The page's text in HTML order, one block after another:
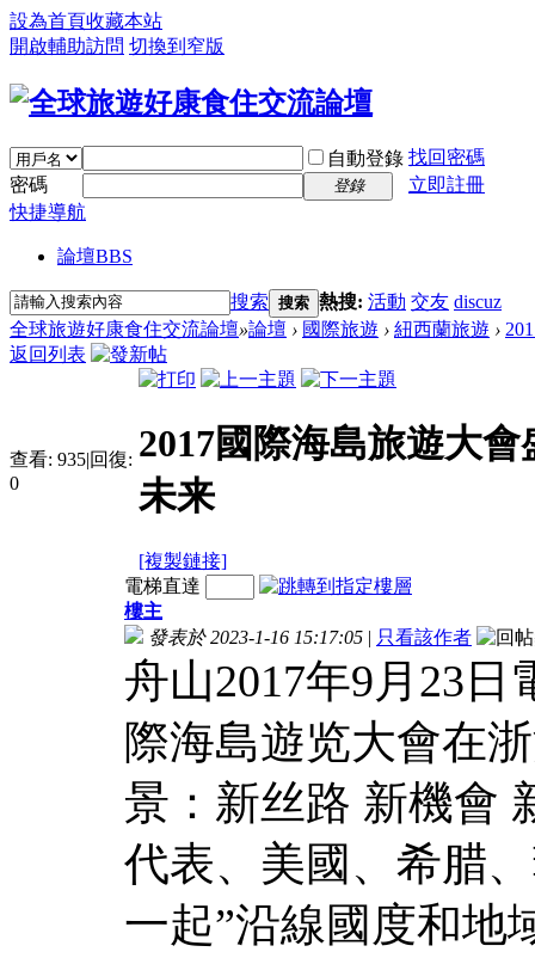
設為首頁收藏本站
開啟輔助訪問 切換到窄版
自動登錄 找回密碼
密碼
登錄
立即註冊
快捷導航
論壇BBS
搜索 搜索 熱搜: 活動 交友 discuz
全球旅遊好康食住交流論壇»論壇 › 國際旅遊 › 紐西蘭旅遊 ›
返回列表
查看: 935|回復:
0
2017國際海島旅遊大
未来
[複製鏈接]
電梯直達
樓主
發表於 2023-1-16 15:17:05 | 只看該作者
舟山2017年9月23日
際海島遊览大會在
景：新丝路 新機會
代表、美國、希腊
一起”沿線國度和地